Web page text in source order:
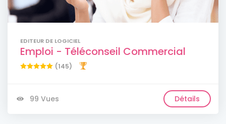
EDITEUR DE LOGICIEL
Emploi - Téléconseil Commercial
(145)
99 Vues Détails